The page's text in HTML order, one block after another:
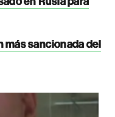
más sancionada del